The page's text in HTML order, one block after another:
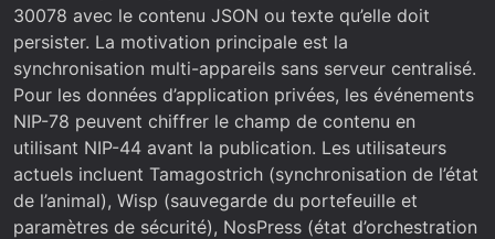
30078 avec le contenu JSON ou texte qu’elle doit
persister. La motivation principale est la
synchronisation multi-appareils sans serveur centralisé.
Pour les données d’application privées, les événements
NIP-78 peuvent chiffrer le champ de contenu en
utilisant NIP-44 avant la publication. Les utilisateurs
actuels incluent Tamagostrich (synchronisation de l’état
de l’animal), Wisp (sauvegarde du portefeuille et
paramètres de sécurité), NosPress (état d’orchestration